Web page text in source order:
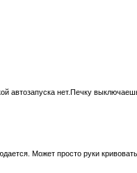
нет.Печку
Может просто руки